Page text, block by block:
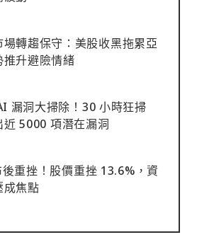
轉趨保守：美股收黑拖累亞
升避險情緒
漏洞大掃除！30 小時狂掃
5000 項潛在漏洞
重挫！股價重挫 13.6%，資
成焦點